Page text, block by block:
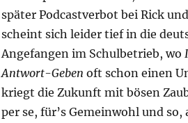
später Podcastverbot bei Rick
scheint sich leider tief in die
Angefangen im Schulbetrieb, wo
Antwort-Geben oft schon einen
kriegt die Zukunft mit bösen
per se, für’s Gemeinwohl und